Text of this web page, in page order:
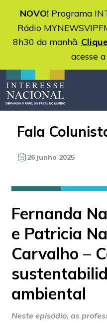
NOVO!Programa
Rádio
8h30 da manhã.
acesse
Fala
26 junho 2025
Fernanda
e Patricia
Carvalho –
ambiental
Neste episódio, as